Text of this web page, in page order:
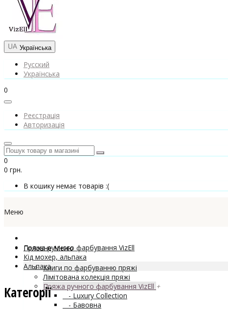
Українська
Русский
Українська
0
Реєстрація
Авторизація
0
0 грн.
В кошику немає товарів :(
Меню
Головне Меню
Книги по фарбуванню пряжі
Лімітована колекція пряжі
Пряжа ручного фарбування VizEll +
- Luxury Collection
- Бавовна
Пряжа ручного фарбування VizEll
Кід мохер, альпака
Альпака
Категорії